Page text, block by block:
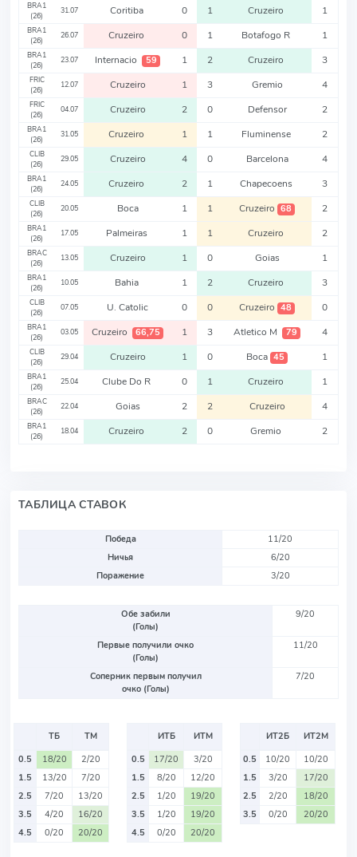
BRA1
(26)
31.07 Coritiba 0 1 Cruzeiro 1
BRA1
(26)
26.07 Cruzeiro 0 1 Botafogo R 1
BRA1
(26)
23.07 Internacio 59 1 2 Cruzeiro 3
FRIC
(26)
12.07 Cruzeiro 1 3 Gremio 4
FRIC
(26)
04.07 Cruzeiro 2 0 Defensor 2
BRA1
(26)
31.05 Cruzeiro 1 1 Fluminense 2
CLIB
(26)
29.05 Cruzeiro 4 0 Barcelona 4
BRA1
(26)
24.05 Cruzeiro 2 1 Chapecoens 3
CLIB
(26)
20.05 Boca 1 1 Cruzeiro 68 2
BRA1
(26)
17.05 Palmeiras 1 1 Cruzeiro 2
BRAC
(26)
13.05 Cruzeiro 1 0 Goias 1
BRA1
(26)
10.05 Bahia 1 2 Cruzeiro 3
CLIB
(26)
07.05 U. Catolic 0 0 Cruzeiro 48 0
BRA1
(26)
03.05 Cruzeiro 66,75 1 3 Atletico M 79 4
CLIB
(26)
29.04 Cruzeiro 1 0 Boca 45 1
BRA1
(26)
25.04 Clube Do R 0 1 Cruzeiro 1
BRAC
(26)
22.04 Goias 2 2 Cruzeiro 4
BRA1
(26)
18.04 Cruzeiro 2 0 Gremio 2
ТАБЛИЦА СТАВОК
Победа
11/20
Ничья
6/20
Поражение
3/20
Обе забили
(Голы)
9/20
Первые получили очко
(Голы)
11/20
Соперник первым получил
очко (Голы)
7/20
ТБ
ТМ
0.5
18/20
2/20
1.5
13/20
7/20
2.5
7/20
13/20
3.5
4/20
16/20
4.5
0/20 20/20
ИТБ
ИТМ
0.5
17/20
3/20
1.5
8/20
12/20
2.5
1/20
19/20
3.5
1/20
19/20
4.5
0/20 20/20
ИТ2Б
ИТ2М
0.5
10/20
10/20
1.5
3/20
17/20
2.5
2/20
18/20
3.5
0/20 20/20